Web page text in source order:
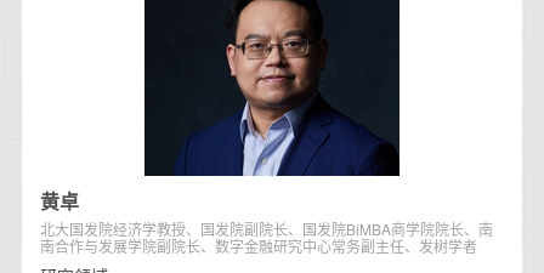
黄卓
北大国发院经济学教授、国发院副院长、国发院BiMBA商学院院长、南
南合作与发展学院副院长、数字金融研究中心常务副主任、发树学者